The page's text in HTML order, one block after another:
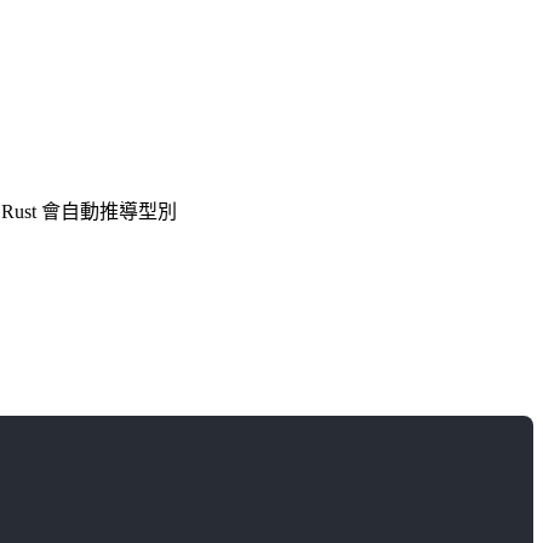
會自動推導型別